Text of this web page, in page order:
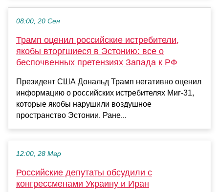
08:00, 20 Сен
Трамп оценил российские истребители,
якобы вторгшиеся в Эстонию: все о
беспочвенных претензиях Запада к РФ
Президент США Дональд Трамп негативно оценил
информацию о российских истребителях Миг-31,
которые якобы нарушили воздушное
пространство Эстонии. Ране...
12:00, 28 Мар
Российские депутаты обсудили с
конгрессменами Украину и Иран